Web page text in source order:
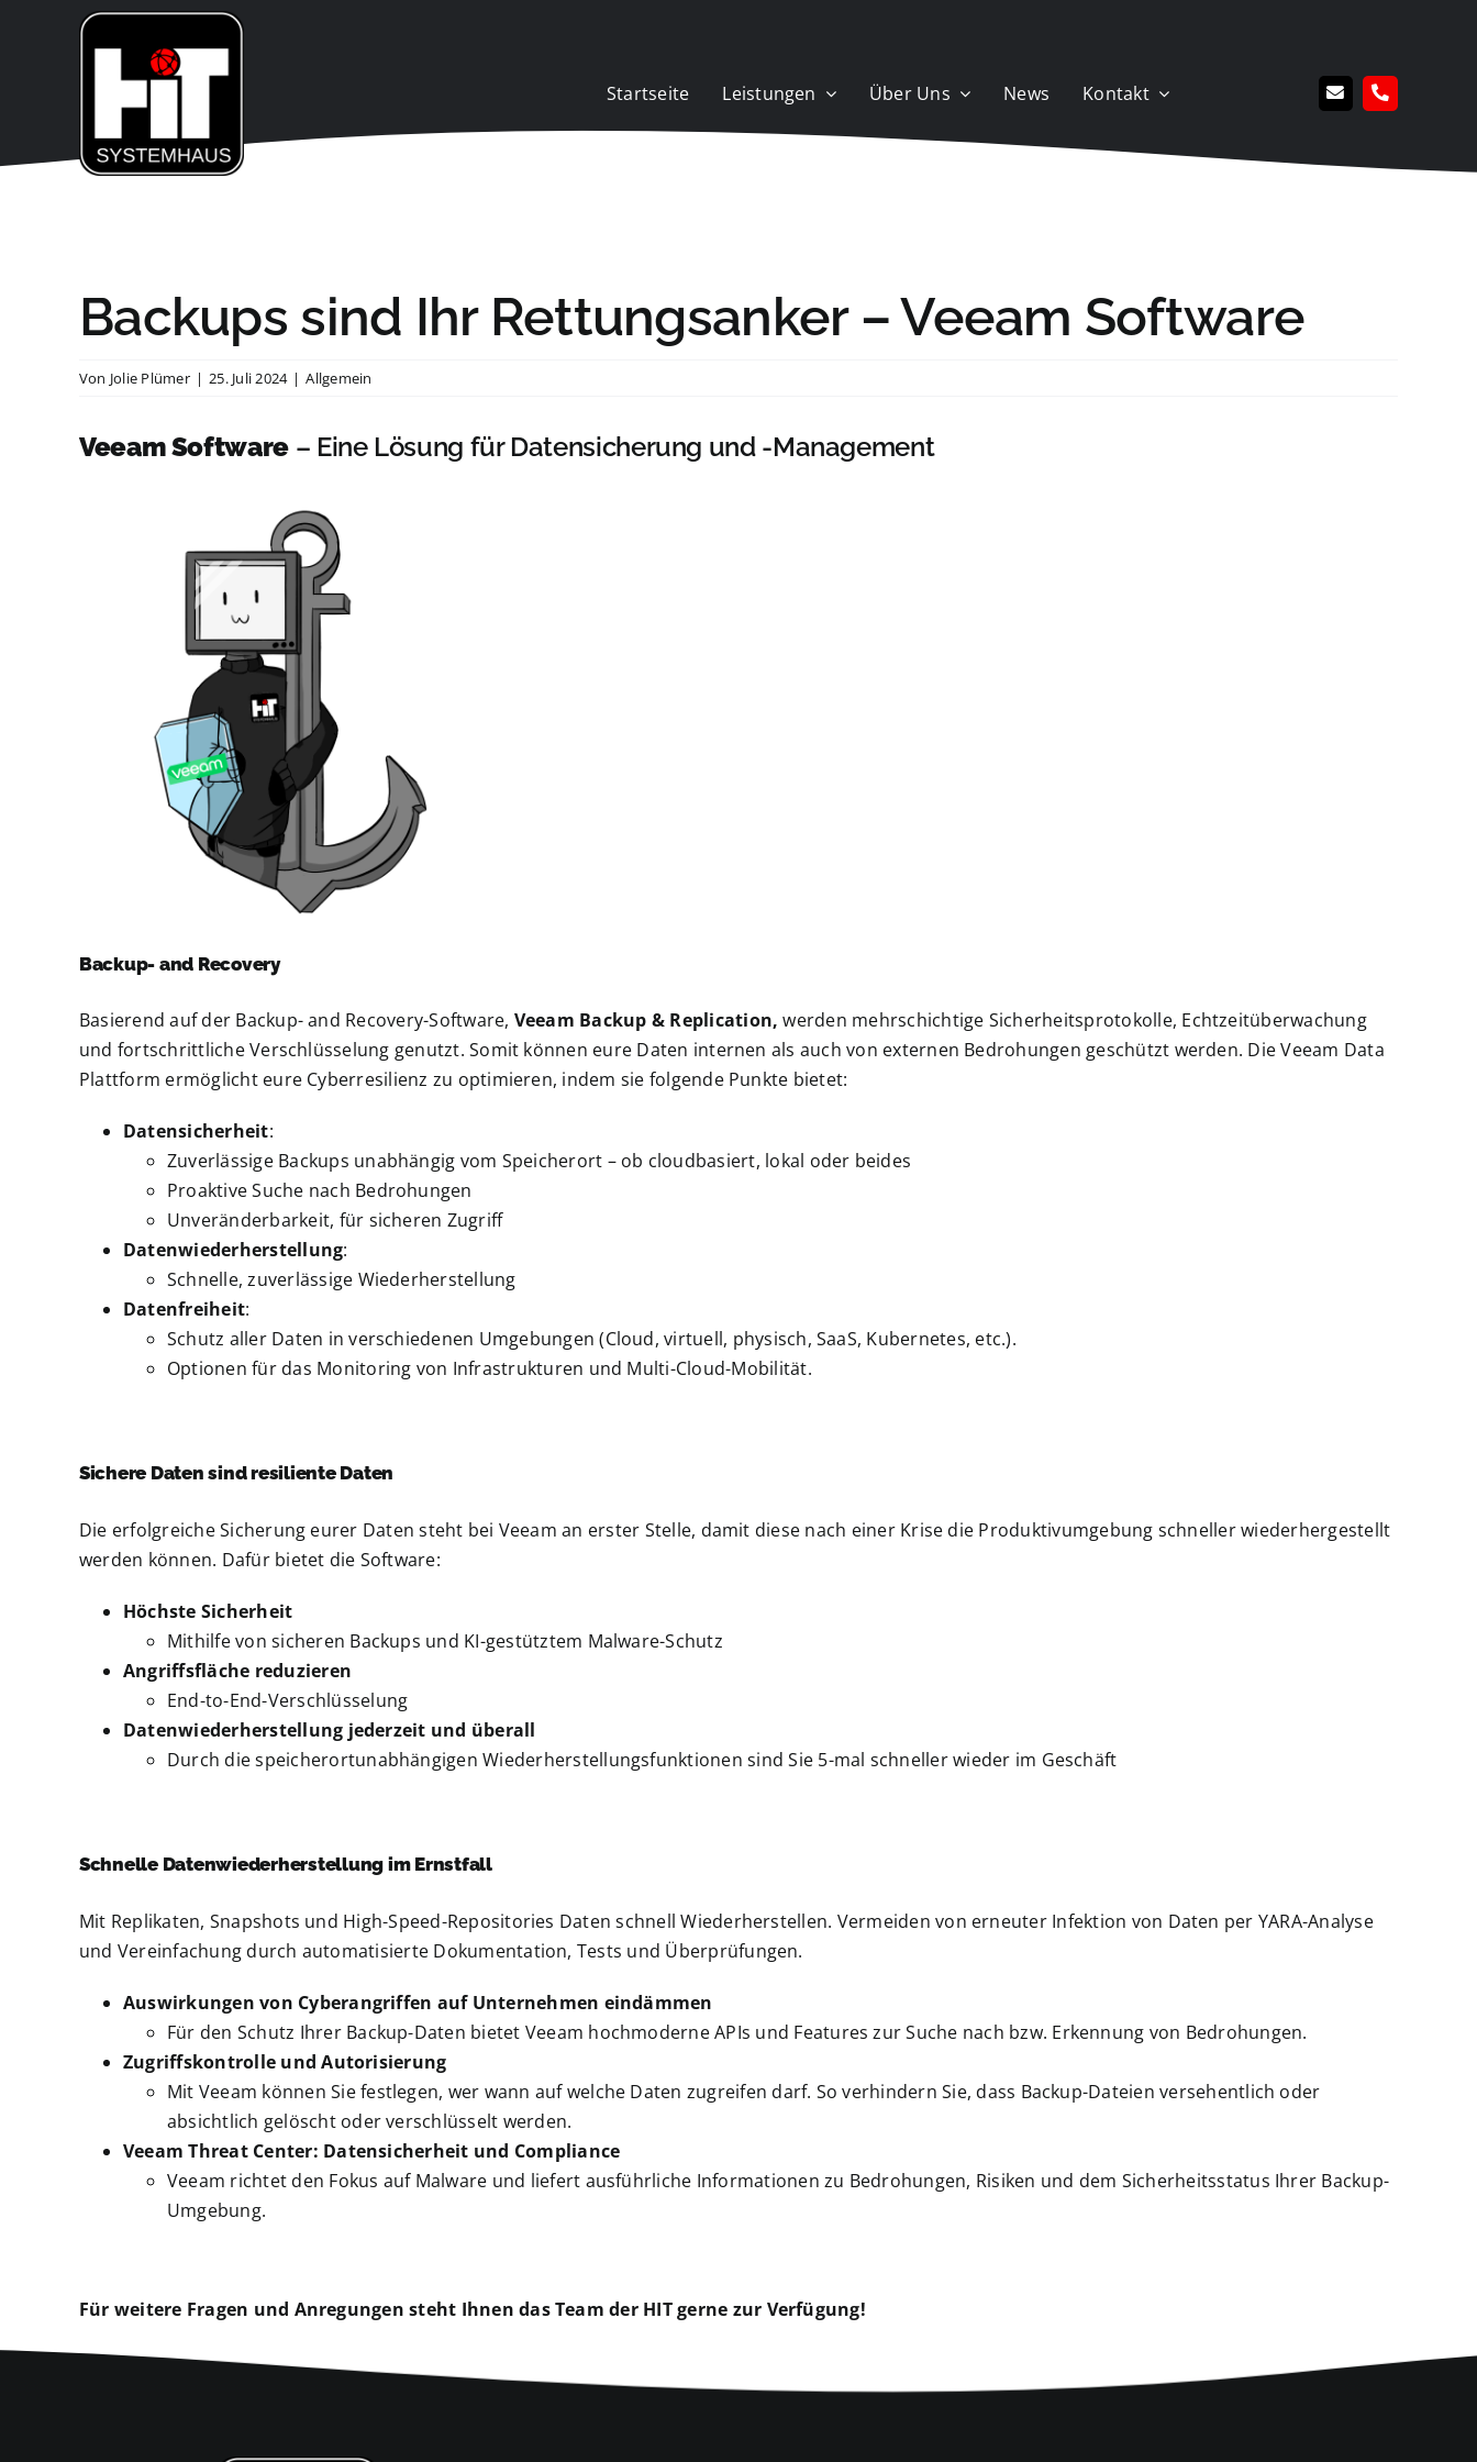
Startseite
Leistungen Über Uns News Kontakt
Backups sind Ihr Rettungsanker – Veeam Software
Von Jolie Plümer | 25. Juli 2024 | Allgemein
Veeam Software– Eine Lösung für Datensicherung und -Management
Backup- and Recovery
Basierend auf der Backup- and Recovery-Software, Veeam Backup & Replication, werden mehrschichtige Sicherheitsprotokolle, Echtzeitüberwachung
und fortschrittliche Verschlüsselung genutzt. Somit können eure Daten internen als auch von externen Bedrohungen geschützt werden. Die Veeam Data
Plattform ermöglicht eure Cyberresilienz zu optimieren, indem sie folgende Punkte bietet:
Datensicherheit:
Zuverlässige Backups unabhängig vom Speicherort – ob cloudbasiert, lokal oder beides
Proaktive Suche nach Bedrohungen
Unveränderbarkeit, für sicheren Zugriff
Datenwiederherstellung:
Schnelle, zuverlässige Wiederherstellung
Datenfreiheit:
Schutz aller Daten in verschiedenen Umgebungen (Cloud, virtuell, physisch, SaaS, Kubernetes, etc.).
Optionen für das Monitoring von Infrastrukturen und Multi-Cloud-Mobilität.
Sichere Daten sind resiliente Daten
Die erfolgreiche Sicherung eurer Daten steht bei Veeam an erster Stelle, damit diese nach einer Krise die Produktivumgebung schneller wiederhergestellt
werden können. Dafür bietet die Software:
Höchste Sicherheit
Mithilfe von sicheren Backups und KI-gestütztem Malware-Schutz
Angriffsfläche reduzieren
End-to-End-Verschlüsselung
Datenwiederherstellung jederzeit und überall
Durch die speicherortunabhängigen Wiederherstellungsfunktionen sind Sie 5-mal schneller wieder im Geschäft
Schnelle Datenwiederherstellung im Ernstfall
Mit Replikaten, Snapshots und High-Speed-Repositories Daten schnell Wiederherstellen. Vermeiden von erneuter Infektion von Daten per YARA-Analyse
und Vereinfachung durch automatisierte Dokumentation, Tests und Überprüfungen.
Auswirkungen von Cyberangriffen auf Unternehmen eindämmen
Für den Schutz Ihrer Backup-Daten bietet Veeam hochmoderne APIs und Features zur Suche nach bzw. Erkennung von Bedrohungen.
Zugriffskontrolle und Autorisierung
Mit Veeam können Sie festlegen, wer wann auf welche Daten zugreifen darf. So verhindern Sie, dass Backup-Dateien versehentlich oder
absichtlich gelöscht oder verschlüsselt werden.
Veeam Threat Center: Datensicherheit und Compliance
Veeam richtet den Fokus auf Malware und liefert ausführliche Informationen zu Bedrohungen, Risiken und dem Sicherheitsstatus Ihrer Backup-
Umgebung.
Für weitere Fragen und Anregungen steht Ihnen das Team der HIT gerne zur Verfügung!